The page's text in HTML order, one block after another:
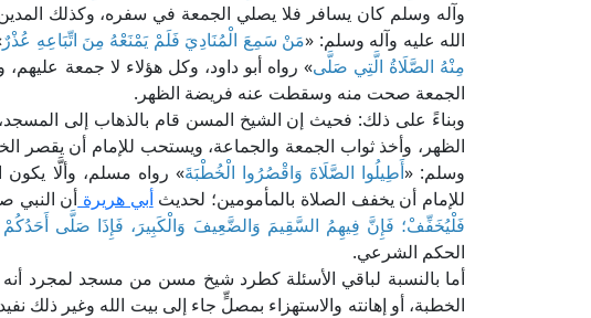
وآله وسلم كان يسافر فلا يصلي الجمعة في سفره، وكذلك
الله عليه وآله وسلم: «مَنْ سَمِعَ الْمُنَادِيَ فَلَمْ يَمْنَعْهُ مِنَ اتِّبَاعِهِ عُذْرٌ
مِنْهُ الصَّلَاةُ الَّتِي صَلَّى» رواه أبو داود، وكل هؤلاء لا جمعة
الجمعة صحت منه وسقطت عنه فريضة الظهر.
وبناءً على ذلك: فحيث إن الشيخ المسن قام بالذهاب إلى
الظهر، وأخذ ثواب الجمعة والجماعة، ويستحب للإمام أن يقصر
وسلم: «أَطِيلُوا الصَّلَاةَ وَاقْصُرُوا الْخُطْبَةَ» رواه مسلم، وألَّا
للإمام أن يخفف الصلاة بالمأمومين؛ لحديثأبي هريرة أن النبي
فَلْيُخَفِّفْ؛ فَإِنَّ فِيهِمُ السَّقِيمَ وَالضَّعِيفَ وَالْكَبِيرَ، فَإِذَا صَلَّى
الحكم الشرعي.
أما بالنسبة لباقي الأسئلة كطرد شيخ مسن من مسجد لمجرد
الخطبة، أو إهانته والاستهزاء بمصلٍّ جاء إلى بيت الله وغير ذلك